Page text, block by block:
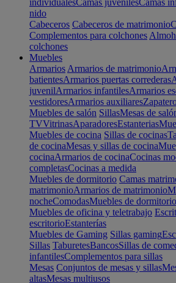
individualesCamas juvenilesCamas
nido
Cabeceros Cabeceros de matrimonio
Complementos para colchones
colchones
Muebles
Armarios Armarios de matrimonio
batientesArmarios puertas correderas
juvenilArmarios infantilesArmarios
vestidoresArmarios auxiliares
Muebles de salón SillasMesas de
TVVitrinasAparadoresEstanterias
Muebles de cocina Sillas de cocinas
de cocinaMesas y sillas de cocina
cocinaArmarios de cocinaCocinas
completasCocinas a medida
Muebles de dormitorio Camas
matrimonioArmarios de matrimonio
nocheComodasMuebles de
Muebles de oficina y teletrabajo
escritorioEstanterías
Muebles de Gaming Sillas gaming
Sillas TaburetesBancosSillas de
infantilesComplementos para sillas
Mesas Conjuntos de mesas y sillas
altasMesas multiusos